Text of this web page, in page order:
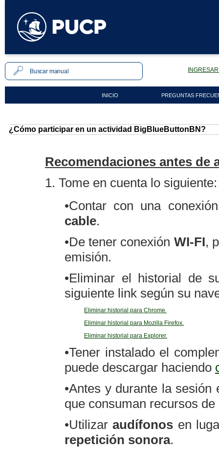
INICIO PREGUNTAS
¿Cómo participar en un actividad BigBlueButtonBN?
Recomendaciones antes de
1. Tome en cuenta lo siguiente:
•Contar con una
cable.
•De tener conexión WI-FI,
emisión.
•Eliminar el historial de
siguiente link según su
Eliminar historial para Chrome.
Eliminar historial para Mozilla Firefox.
Eliminar historial para Explorer.
•Tener instalado el
puede descargar haciendo
•Antes y durante la
que consuman recursos de
•Utilizaraudífonos en
repetición sonora.